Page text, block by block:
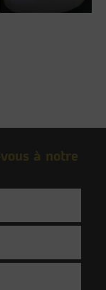
à notre